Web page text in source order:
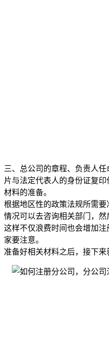
三、总公司的章程、负责人
片与法定代表人的身份证复
材料的准备。
根据地区性的政策法规所需
情况可以去咨询相关部门，然
这样不仅浪费时间也会增加
家要注意。
准备好相关材料之后，接下来